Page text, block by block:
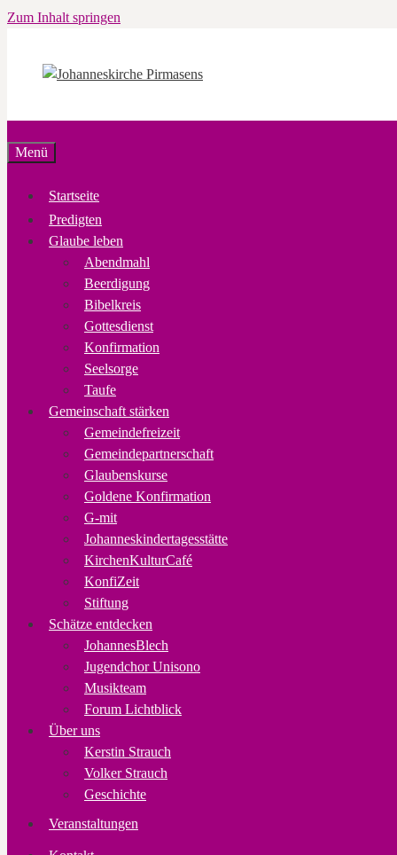
Zum Inhalt springen
Menü
Startseite
Predigten
Glaube leben
Abendmahl
Beerdigung
Bibelkreis
Gottesdienst
Konfirmation
Seelsorge
Taufe
Gemeinschaft stärken
Gemeindefreizeit
Gemeindepartnerschaft
Glaubenskurse
Goldene Konfirmation
G-mit
Johanneskindertagesstätte
KirchenKulturCafé
KonfiZeit
Stiftung
Schätze entdecken
JohannesBlech
Jugendchor Unisono
Musikteam
Forum Lichtblick
Über uns
Kerstin Strauch
Volker Strauch
Geschichte
Veranstaltungen